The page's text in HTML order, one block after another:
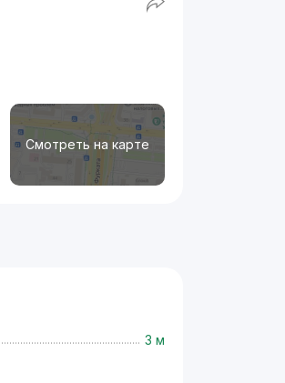
Смотреть на карте
3 м